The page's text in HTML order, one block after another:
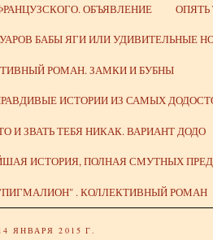
ОБЪЯВЛЕНИЕ
БАБЫ ЯГИ ИЛИ УДИВИТЕЛЬНЫЕ
РОМАН. ЗАМКИ И БУБНЫ
ИСТОРИИ ИЗ САМЫХ
И ЗВАТЬ ТЕБЯ НИКАК. ВАРИАНТ ДОДО
ИСТОРИЯ, ПОЛНАЯ СМУТНЫХ
. КОЛЛЕКТИВНЫЙ РОМАН
ЯНВАРЯ 2015 Г.